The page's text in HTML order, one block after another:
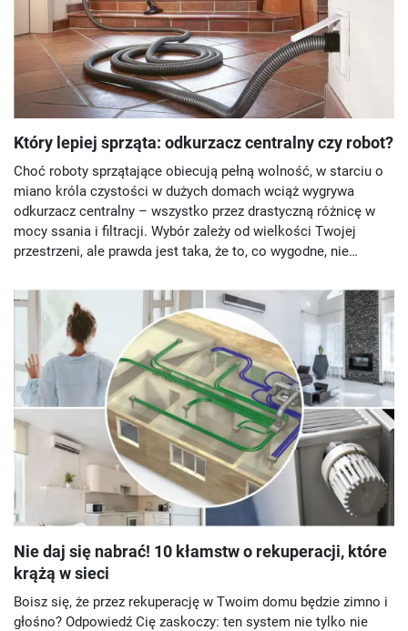
Który lepiej sprząta: odkurzacz centralny czy robot?
Choć roboty sprzątające obiecują pełną wolność, w starciu o
miano króla czystości w dużych domach wciąż wygrywa
odkurzacz centralny – wszystko przez drastyczną różnicę w
mocy ssania i filtracji. Wybór zależy od wielkości Twojej
przestrzeni, ale prawda jest taka, że to, co wygodne, nie
Nie daj się nabrać! 10 kłamstw o rekuperacji, które
krążą w sieci
Boisz się, że przez rekuperację w Twoim domu będzie zimno i
głośno? Odpowiedź Cię zaskoczy: ten system nie tylko nie